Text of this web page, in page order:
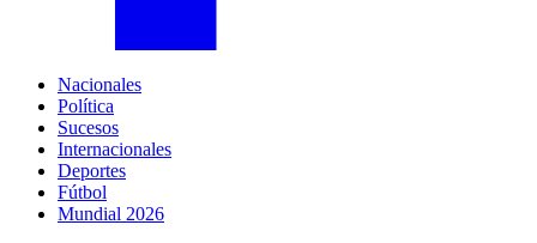
Nacionales
Política
Sucesos
Internacionales
Deportes
Fútbol
Mundial 2026